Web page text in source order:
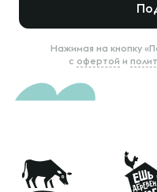
Нажимая на кнопку
с офертой и